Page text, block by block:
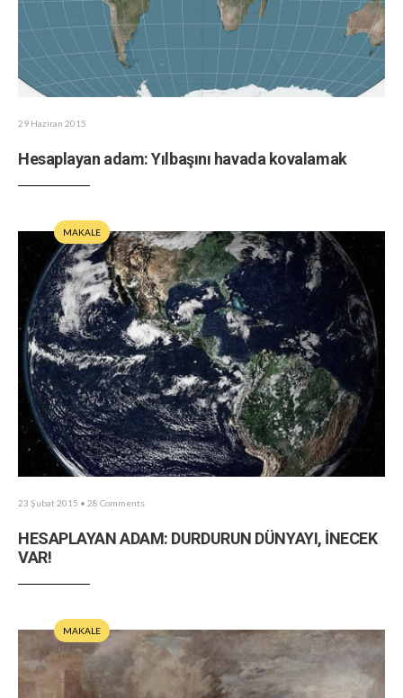
29 Haziran 2015
Hesaplayan adam: Yılbaşını havada kovalamak
MAKALE
23 Şubat 2015 • 28 Comments
HESAPLAYAN ADAM: DURDURUN DÜNYAYI, İNECEK
VAR!
MAKALE